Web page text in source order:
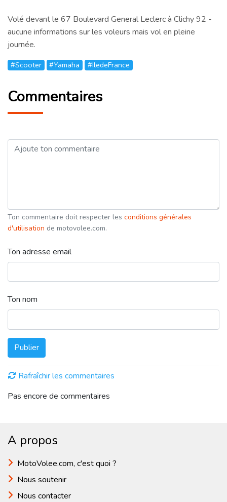
Volé devant le 67 Boulevard General Leclerc à Clichy 92 -
aucune informations sur les voleurs mais vol en pleine
journée.
#Scooter #Yamaha #IledeFrance
Commentaires
Ton commentaire doit respecter les conditions générales
d'utilisation de motovolee.com.
Ton adresse email
Ton nom
Publier
Rafraîchir les commentaires
Pas encore de commentaires
A propos
MotoVolee.com, c'est quoi ?
Nous soutenir
Nous contacter